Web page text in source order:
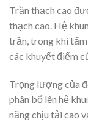
Trần thạch cao
thạch cao. Hệ
trần, trong khi
các khuyết điểm
Trọng lượng của
phân bổ lên hệ
năng chịu tải cao